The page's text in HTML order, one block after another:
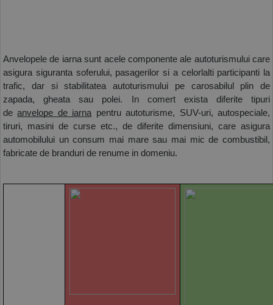
Anvelopele de iarna sunt acele componente ale autoturismului care
asigura siguranta soferului, pasagerilor si a celorlalti participanti la
trafic, dar si stabilitatea autoturismului pe carosabilul plin de
zapada, gheata sau polei. In comert exista diferite tipuri
de anvelope de iarna pentru autoturisme, SUV-uri, autospeciale,
tiruri, masini de curse etc., de diferite dimensiuni, care asigura
automobilului un consum mai mare sau mai mic de combustibil,
fabricate de branduri de renume in domeniu.